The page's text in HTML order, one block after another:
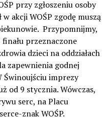
przy zgłoszeniu osoby
akcji WOŚP zgodę muszą
Przypomnijmy,
przeznaczone
dzieci na oddziałach
zapewnienia godnej
Świnoujściu imprezy
od 9 stycznia. Wówczas,
serc, na Placu
znak WOŚP.